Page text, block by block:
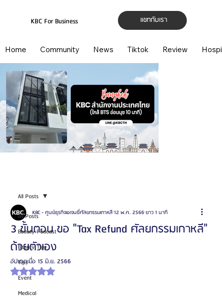
แชทกับเรา
KBC For Business
Home Community News Tiktok Review
All Posts
Beauty Podcast
Beauty Tips
Tips
Event
Medical
All Posts
3 ขั้นตอน ขอ "Tax Refund ศัลยกรรมเกาหลี"
ด้วยตัวเอง
KBC - ศูนย์ธุรกิจเอเจนซี่ศัลยกรรมเกาหลี12 พ.ค. 2566ยาว 1 นาที
อัปเดตเมื่อ 15 มิ.ย. 2566
ได้รับ NaN เต็ม 5 ดาว